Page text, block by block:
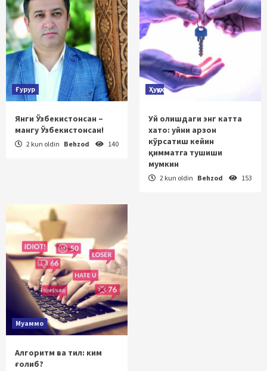
Ғурур
Янги Ўзбекистонсан –
мангу Ўзбекистонсан!
2 kun oldin Behzod 140
Ҳуқуқ
Уй олишдаги энг катта
хато: уйни арзон
кўрсатиш кейин
қимматга тушиши
мумкин
2 kun oldin Behzod 153
Муаммо
Алгоритм ва тил: ким
ғолиб?